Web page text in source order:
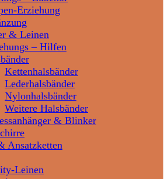
Erziehung
& Leinen
– Hilfen
Kettenhalsbänder
Lederhalsbänder
Nylonhalsbänder
Weitere Halsbänder
& Blinker
Ansatzketten
Leinen